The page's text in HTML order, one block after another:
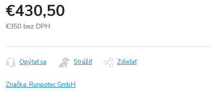
€430,50
€350 bez DPH
cena:
Opýtať sa Strážiť Zdieľať
Značka: Runpotec GmbH